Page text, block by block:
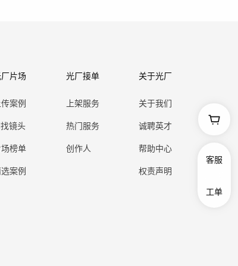
片场
传案例
镜头
榜单
案例
光厂接单
上架服务
热门服务
创作人
关于光厂
关于我们
诚聘英才
帮助中心
权责声明
客服
工单